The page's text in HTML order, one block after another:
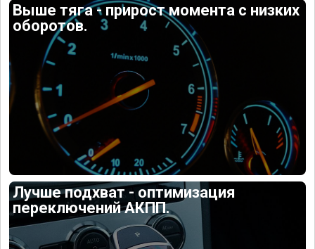
Выше тяга - прирост момента с низких
оборотов.
Лучше подхват - оптимизация
переключений АКПП.